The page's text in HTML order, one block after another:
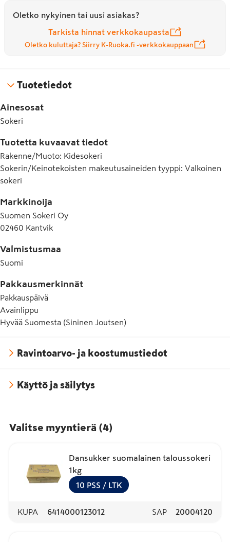
Oletko nykyinen tai uusi asiakas?
Tarkista hinnat verkkokaupasta
Oletko kuluttaja? Siirry K-Ruoka.fi -verkkokauppaan
Tuotetiedot
Ainesosat
Sokeri
Tuotetta kuvaavat tiedot
Rakenne/Muoto: Kidesokeri
Sokerin/Keinotekoisten makeutusaineiden tyyppi: Valkoinen
sokeri
Markkinoija
Suomen Sokeri Oy
02460 Kantvik
Valmistusmaa
Suomi
Pakkausmerkinnät
Pakkauspäivä
Avainlippu
Hyvää Suomesta (Sininen Joutsen)
Ravintoarvo- ja koostumustiedot
Käyttö ja säilytys
Valitse myyntierä (4)
Dansukker suomalainen taloussokeri
1kg
10 PSS / LTK
KUPA 6414000123012 SAP 20004120